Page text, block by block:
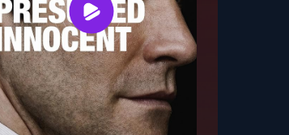
این
یکی از